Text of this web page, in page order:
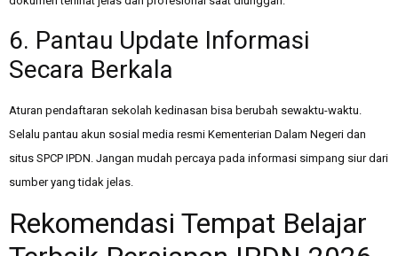
6. Pantau Update Informasi
Secara Berkala
Aturan pendaftaran sekolah kedinasan bisa berubah sewaktu-waktu.
Selalu pantau akun sosial media resmi Kementerian Dalam Negeri dan
situs SPCP IPDN. Jangan mudah percaya pada informasi simpang siur dari
sumber yang tidak jelas.
Rekomendasi Tempat Belajar